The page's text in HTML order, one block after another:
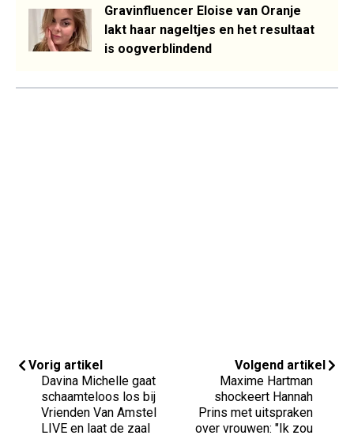
Gravinfluencer Eloise van Oranje
lakt haar nageltjes en het resultaat
is oogverblindend
Vorig artikel
Davina Michelle gaat
schaamteloos los bij
Vrienden Van Amstel
LIVE en laat de zaal
Volgend artikel
Maxime Hartman
shockeert Hannah
Prins met uitspraken
over vrouwen: "Ik zou